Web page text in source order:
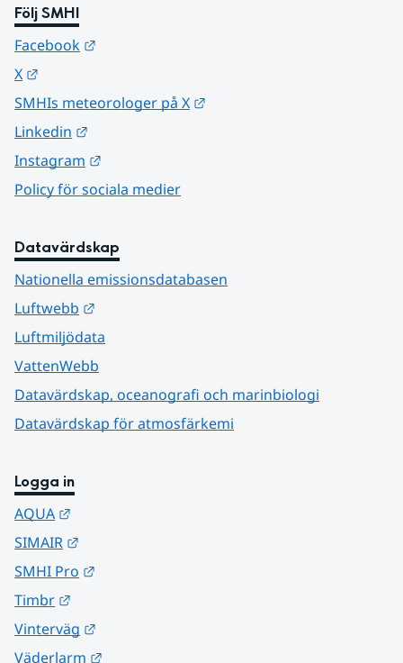
Följ SMHI
Facebook
X
SMHIs meteorologer på X
Linkedin
Instagram
Policy för sociala medier
Datavärdskap
Nationella emissionsdatabasen
Luftwebb
Luftmiljödata
VattenWebb
Datavärdskap, oceanografi och marinbiologi
Datavärdskap för atmosfärkemi
Logga in
AQUA
SIMAIR
SMHI Pro
Timbr
Vinterväg
Väderlarm